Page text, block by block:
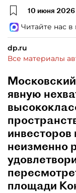
10 июня 2026
Читайте нас
dp.ru
Все материалы
явную
инвесторов
неизменно
площади